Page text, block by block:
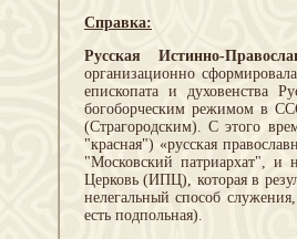
Справка:
Русская Истинно-
организационно
епископата и духовенства
богоборческим режимом в
(Страгородским). С этого
"красная") «русская
"Московский патриархат", и
Церковь (ИПЦ), которая в
нелегальный способ
есть подпольная).